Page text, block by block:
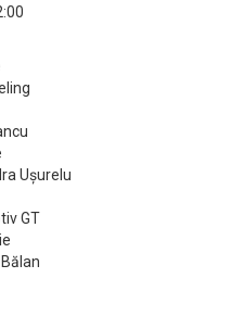
Ușurelu
GT